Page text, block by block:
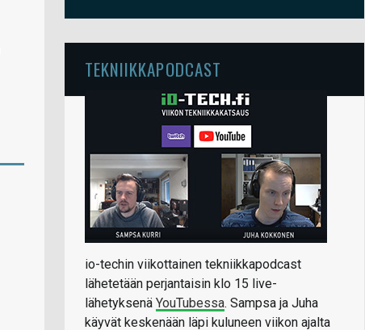
TEKNIIKKAPODCAST
io-techin viikottainen tekniikkapodcast
lähetetään perjantaisin klo 15 live-
lähetyksenä YouTubessa. Sampsa ja Juha
käyvät keskenään läpi kuluneen viikon ajalta